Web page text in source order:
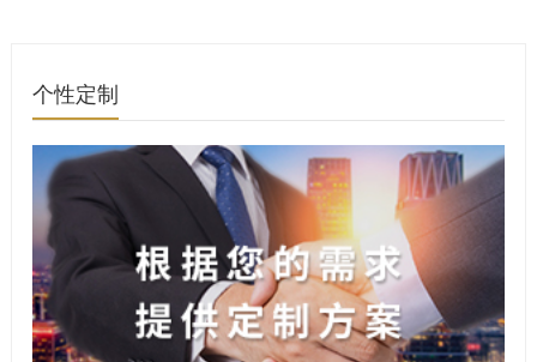
个性定制